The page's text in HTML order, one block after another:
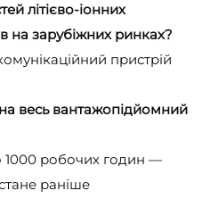
літієво-іонних
на зарубіжних ринках?
пристрій
на весь вантажопідйомний
1000 робочих годин —
раніше